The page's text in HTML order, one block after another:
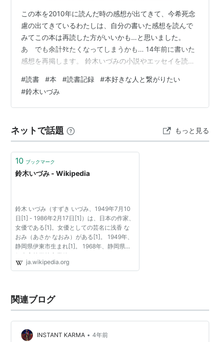
この本を2010年に読んだ時の感想が出てきて、今希死念
慮の出てきているわたしは、自分の書いた感想を読んで
みてこの本は再読した方がいいかも…と思いました。
あゝでも余計ﾀﾋたくなってしまうかも… 14年前に書いた
感想を再掲します。 鈴木いづみの小説やエッセイを読む
る「強い女」（なんだかポッカリと空いた大きな黒い穴
から逃れるようとする強迫観念に囚われているようだ
が）。しかしそれは表層的な物でそれらを「盾」にして
の2面性がよくわかる。 「感受性が鋭くてしかも元気で
いる、というのはむずかしいもんだね。」 …
#読書 #本 #読書記録 #本好きな人と繋がりたい
#鈴木いづみ
ネットで話題 もっと見る
10 ブックマーク
鈴木いづみ - Wikipedia
鈴木 いづみ（すずき いづみ、1949年7月10
日[1] - 1986年2月17日[1]）は、日本の作家、
女優である[1]。女優としての芸名に浅香 な
おみ（あさか なおみ）がある[1]。 1949年、
静岡県伊東市生まれ[1]。 1968年、静岡県立
伊東高等学校卒業後、キーパンチャーとして
伊東市役所に勤務[1][2]。その傍ら同人誌に
ja.wikipedia.org
関連ブログ
INSTANT KARMA • 4年前